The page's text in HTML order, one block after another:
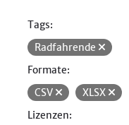
Tags:
Radfahrende
Formate:
CSV
XLSX
Lizenzen: